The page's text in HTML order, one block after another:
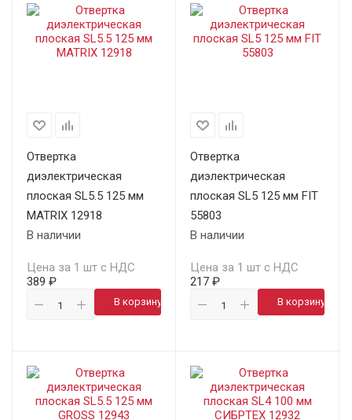
Отвертка
диэлектрическая
плоская SL5.5 125 мм
MATRIX 12918
В наличии
Цена за 1 шт с НДС
389 ₽
В корзину
Отвертка
диэлектрическая
плоская SL5 125 мм FIT
55803
В наличии
Цена за 1 шт с НДС
217 ₽
В корзину